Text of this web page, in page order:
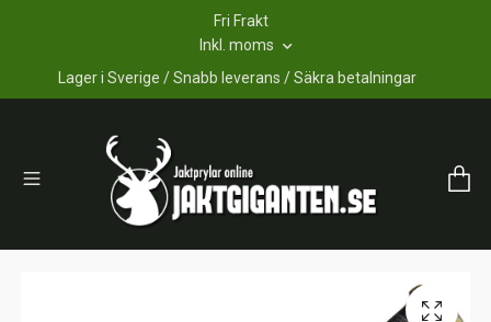
Fri Frakt
Inkl. moms
Lager i Sverige / Snabb leverans / Säkra betalningar